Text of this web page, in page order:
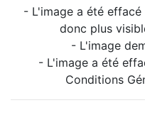
- L'image a été
donc plus
- L'image
- L'image a été
Conditions